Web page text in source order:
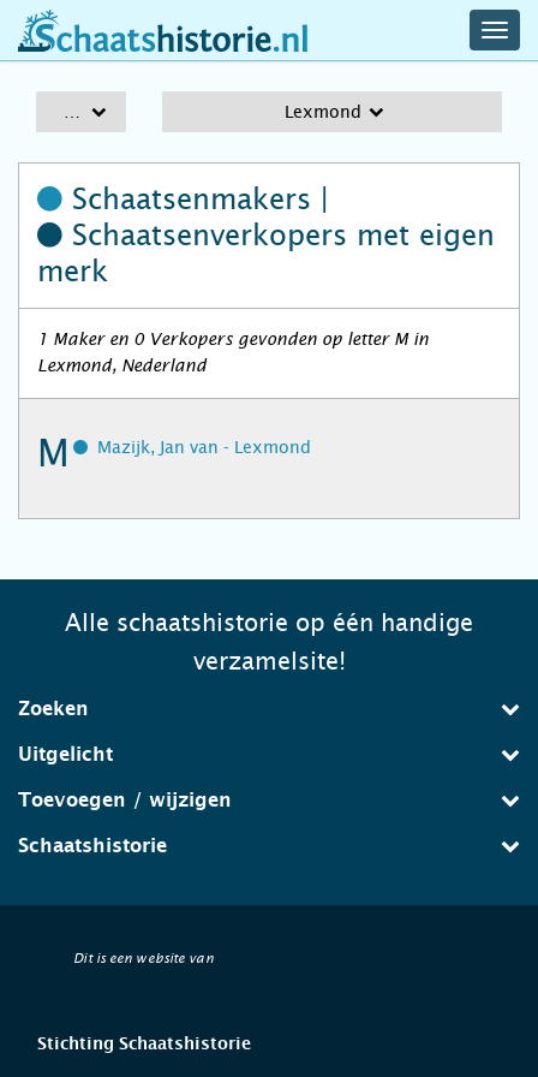
schaatshistorie.nl
Lexmond
Schaatsenmakers |
Schaatsenverkopers met eigen
merk
1 Maker en 0 Verkopers gevonden op letter M in
Lexmond, Nederland
M Mazijk, Jan van - Lexmond
Alle schaatshistorie op één handige
verzamelsite!
Zoeken
Uitgelicht
Toevoegen / wijzigen
Schaatshistorie
Dit is een website van
Stichting Schaatshistorie